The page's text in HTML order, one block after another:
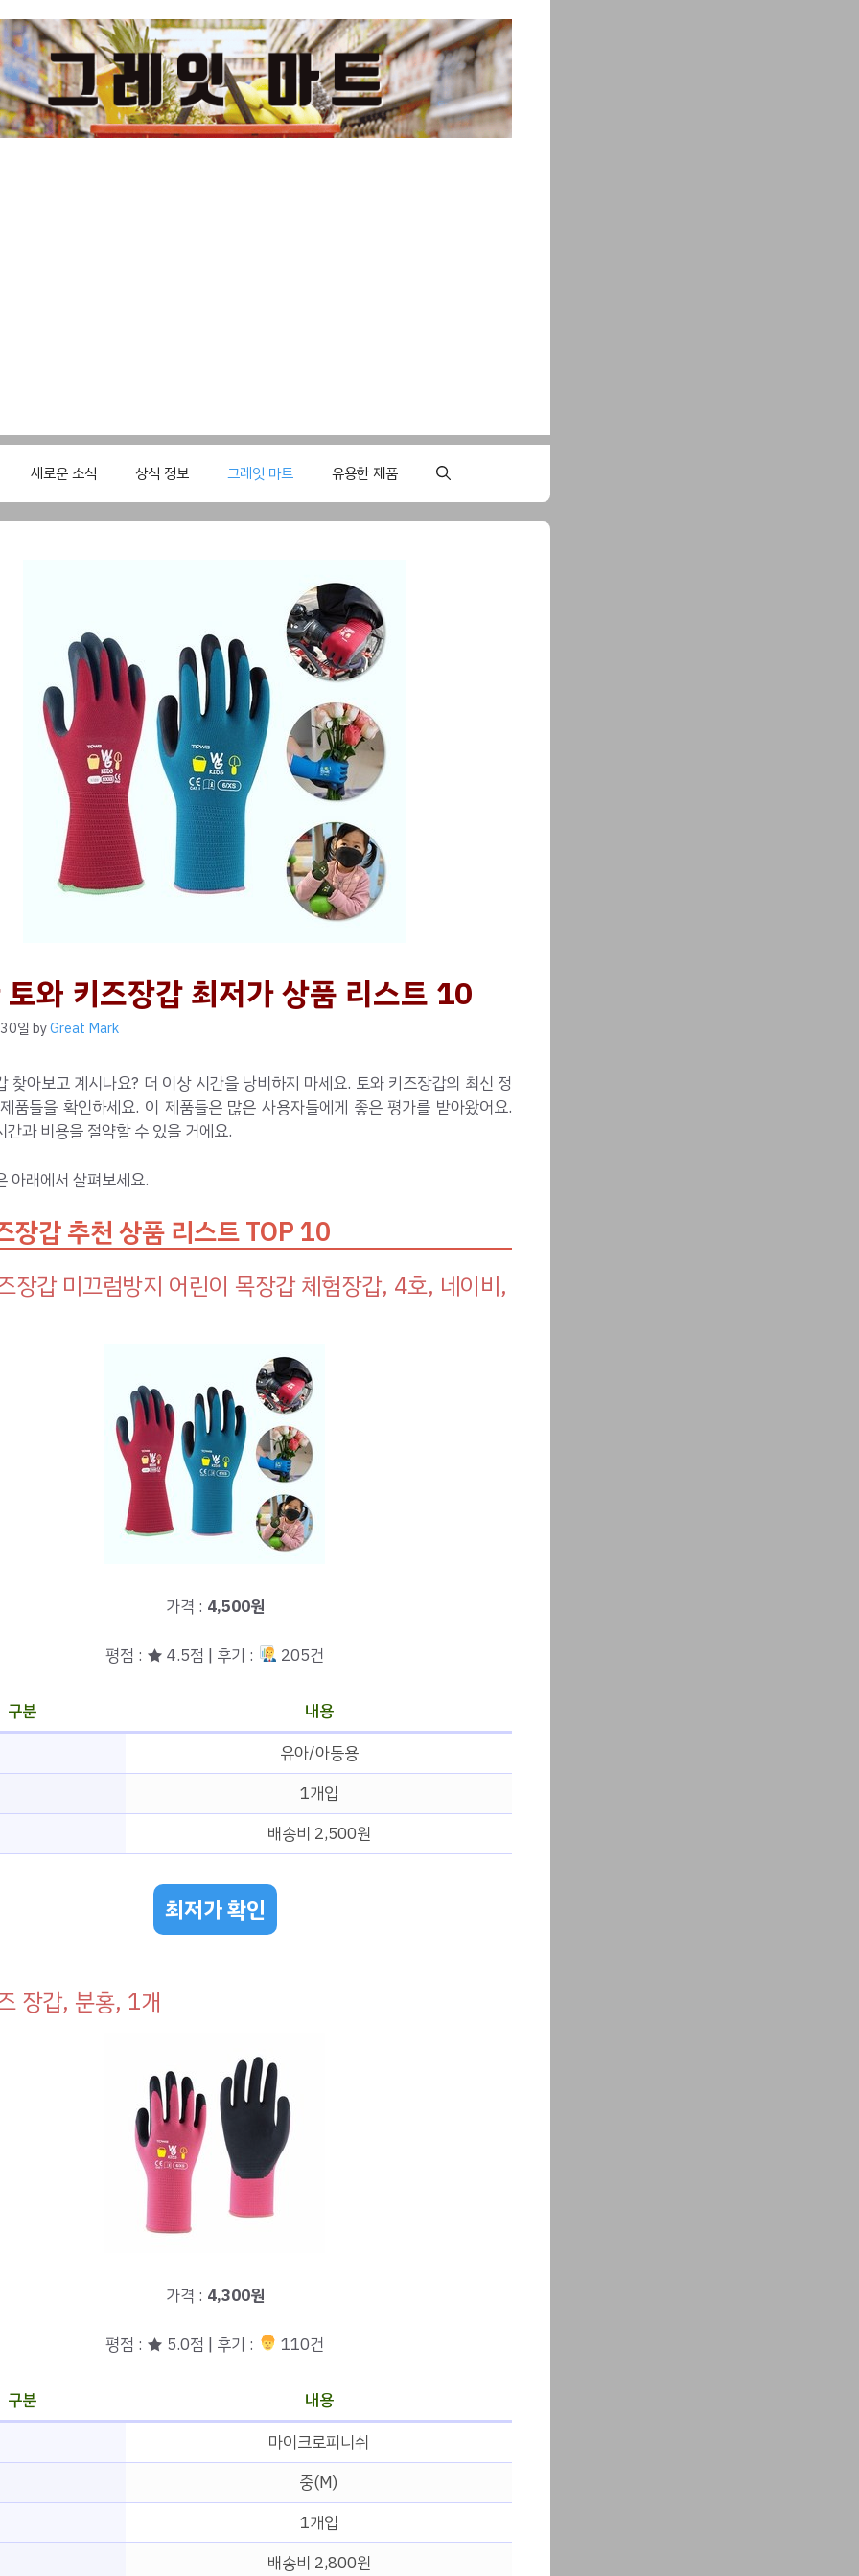
새로운 소식 상식 정보 그레잇 마트 유용한 제품
와 키즈장갑 최저가 상품 리스트 10
일 byGreat Mark
찾아보고 계시나요? 더 이상 시간을 낭비하지 마세요. 토와 키즈장갑의 최신 정
품들을 확인하세요. 이 제품들은 많은 사용자들에게 좋은 평가를 받아왔어요.
간과 비용을 절약할 수 있을 거에요.
아래에서 살펴보세요.
장갑 추천 상품 리스트 TOP 10
장갑 미끄럼방지 어린이 목장갑 체험장갑, 4호, 네이비,
가격 : 4,500원
평점 : ★ 4.5점 | 후기 : 205건
구분
내용
유아/아동용
1개입
배송비 2,500원
최저가 확인
장갑, 분홍, 1개
가격 : 4,300원
평점 : ★ 5.0점 | 후기 : 110건
구분
내용
마이크로피니쉬
중(M)
1개입
배송비 2,800원